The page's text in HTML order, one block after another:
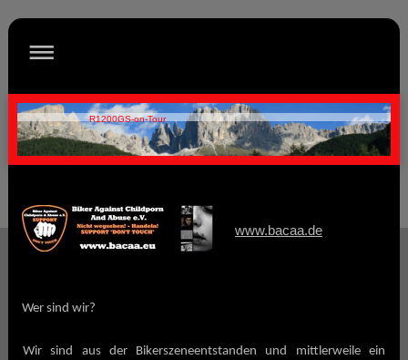
R1200GS-on-Tour
www.bacaa.de
Wer sind wir?
Wir sind aus der Bikerszeneentstanden und mittlerweile ein